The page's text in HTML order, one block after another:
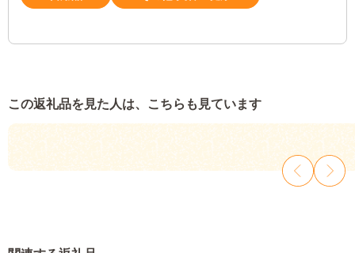
この返礼品を見た人は、こちらも見ています